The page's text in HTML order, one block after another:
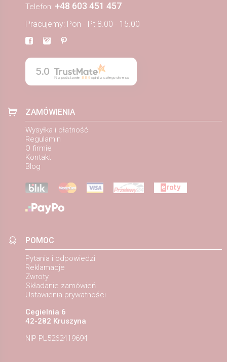
Telefon: +48 603 451 457
Pracujemy: Pon - Pt 8.00 - 15.00
5.0
Na podstawie 884opinii z całego okresu
ZAMÓWIENIA
Wysyłka i płatność
Regulamin
O firmie
Kontakt
Blog
POMOC
Pytania i odpowiedzi
Reklamacje
Zwroty
Składanie zamówień
Ustawienia prywatności
Cegielnia 6
42-282 Kruszyna
NIP PL5262419694